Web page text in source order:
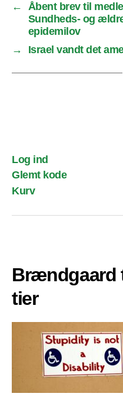
←
Åbent brev til
Sundheds- og
epidemilov
→
Israel vandt det
Log ind
Glemt kode
Kurv
Brændgaard
tier